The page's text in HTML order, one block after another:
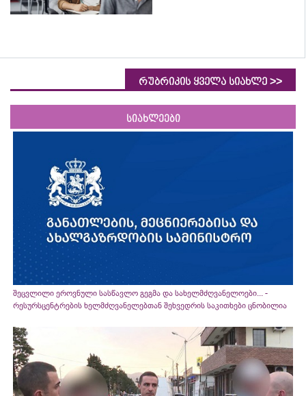
რუბრიკის ყველა სიახლე >>
სიახლეები
შეცვლილი ეროვნული სასწავლო გეგმა და სახელმძღვანელოები... -
რესურსცენტრების ხელმძღვანელებთან შეხვედრის საკითხები ცნობილია